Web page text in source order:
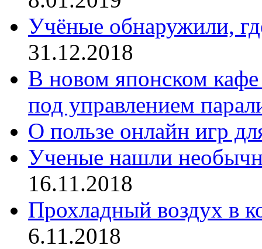
Учёные обнаружили,
31.12.2018
В новом японском
под управлением
О пользе онлайн игр
Ученые нашли
16.11.2018
Прохладный воздух в
6.11.2018